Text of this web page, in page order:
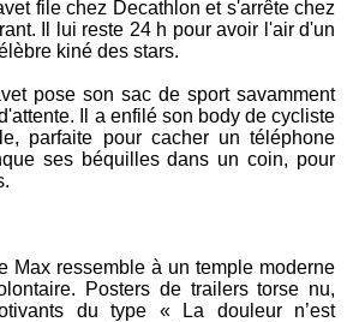
file chez Decathlon et s'arrête chez
Il lui reste 24 h pour avoir l'air d'un
kiné des stars.
pose son sac de sport savamment
Il a enfilé son body de cycliste
parfaite pour cacher un téléphone
ses béquilles dans un coin, pour
Max ressemble à un temple moderne
Posters de trailers torse nu,
du type « La douleur n’est